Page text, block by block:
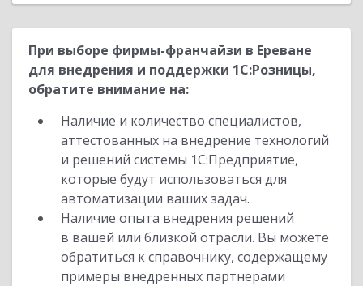
При выборе фирмы-франчайзи в Ереване
для внедрения и поддержки 1С:Розницы,
обратите внимание на:
Наличие и количество специалистов,
аттестованных на внедрение технологий
и решений системы 1С:Предприятие,
которые будут использоваться для
автоматизации ваших задач.
Наличие опыта внедрения решений
в вашей или близкой отрасли. Вы можете
обратиться к справочнику, содержащему
примеры внедренных партнерами